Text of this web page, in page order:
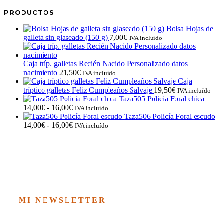
PRODUCTOS
Bolsa Hojas de
galleta sin glaseado (150 g) 7,00€ IVA incluído
Caja tríp. galletas Recién Nacido Personalizado datos
nacimiento 21,50€ IVA incluído
Caja
tríptico galletas Feliz Cumpleaños Salvaje 19,50€ IVA incluído
Taza505 Policia Foral chica
14,00€ - 16,00€Rango
de
precios:
IVA incluído
Taza506 Policía Foral escudo
14,00€ - 16,00€Rango
IVA incluído
MI NEWSLETTER